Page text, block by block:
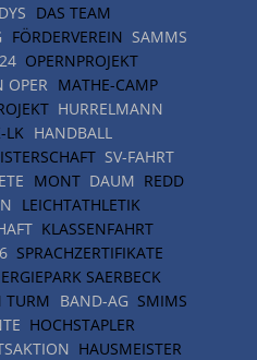
DAS TEAM
FÖRDERVEREIN SAMMS
OPERNPROJEKT
OPER MATHE-CAMP
HURRELMANN
LK HANDBALL
SV-FAHRT
MONT DAUM REDD
LEICHTATHLETIK
KLASSENFAHRT
SPRACHZERTIFIKATE
SAERBECK
TURM BAND-AG SMIMS
HOCHSTAPLER
HAUSMEISTER